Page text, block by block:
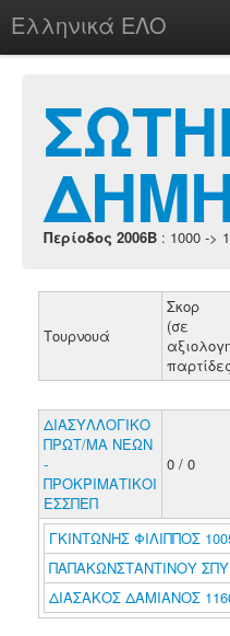
Ελληνικά ΕΛΟ
chesstu.be @ discord
Login
Περίοδος 2006B : 1000 ->
Τουρνουά
Σκορ
(σε
ΔΙΑΣΥΛΛΟΓΙΚΟ
ΠΡΩΤ/ΜΑ ΝΕΩΝ
-
ΠΡΟΚΡΙΜΑΤΙΚΟΙ
ΕΣΣΠΕΠ
0 / 0
ΓΚΙΝΤΩΝΗΣ ΦΙΛΙΠΠΟΣ
ΠΑΠΑΚΩΝΣΤΑΝΤΙΝΟΥ
ΔΙΑΣΑΚΟΣ ΔΑΜΙΑΝΟΣ